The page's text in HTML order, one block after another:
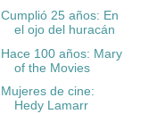
Cumplió 25 años: En
el ojo del huracán
Hace 100 años: Mary
of the Movies
Mujeres de cine:
Hedy Lamarr